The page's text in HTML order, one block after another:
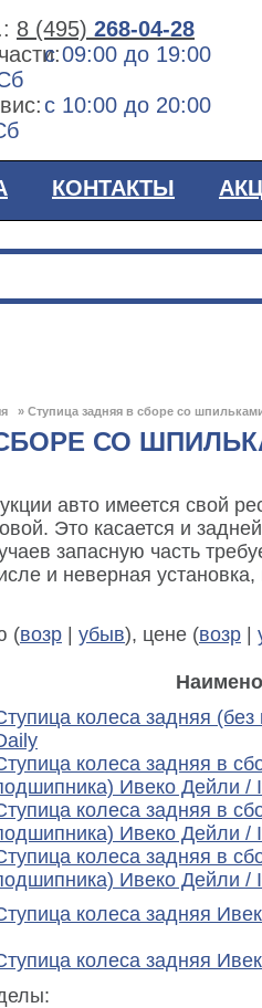
8 (495) 268-04-28
с 09:00 до 19:00
с 10:00 до 20:00
КОНТАКТЫ
» Ступица задняя в сборе со
СО
авто имеется свой
Это касается и
запасную часть
и неверная
(возр убыв), цене (возр
колеса задняя
колеса задняя в
Ивеко Дейли /
колеса задняя в
Ивеко Дейли /
колеса задняя в
Ивеко Дейли /
колеса задняя
колеса задняя